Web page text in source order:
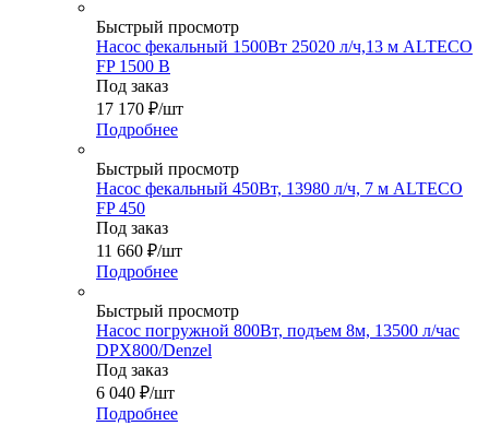
Быстрый просмотр
Насос фекальный 1500Вт 25020 л/ч,13 м ALTECO
FP 1500 B
Под заказ
17 170 ₽/шт
Подробнее
Быстрый просмотр
Насос фекальный 450Вт, 13980 л/ч, 7 м ALTECO
FP 450
Под заказ
11 660 ₽/шт
Подробнее
Быстрый просмотр
Насос погружной 800Вт, подъем 8м, 13500 л/час
DPХ800/Denzel
Под заказ
6 040 ₽/шт
Подробнее